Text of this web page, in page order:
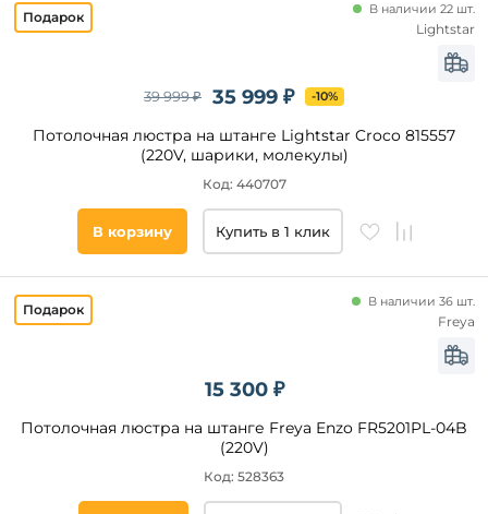
35 999 ₽
39 999 ₽ -10%
Потолочная люстра на штанге Lightstar Croco 815557
(220V, шарики, молекулы)
В наличии 22 шт.
Код: 440707
Lightstar
В корзину Купить в 1 клик
15 300 ₽
Потолочная люстра на штанге Freya Enzo FR5201PL-04B
(220V)
В наличии 36 шт.
Код: 528363
Freya